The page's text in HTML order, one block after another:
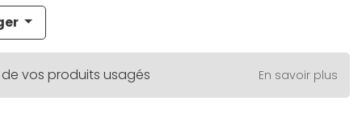
de vos produits usagés En savoir plus